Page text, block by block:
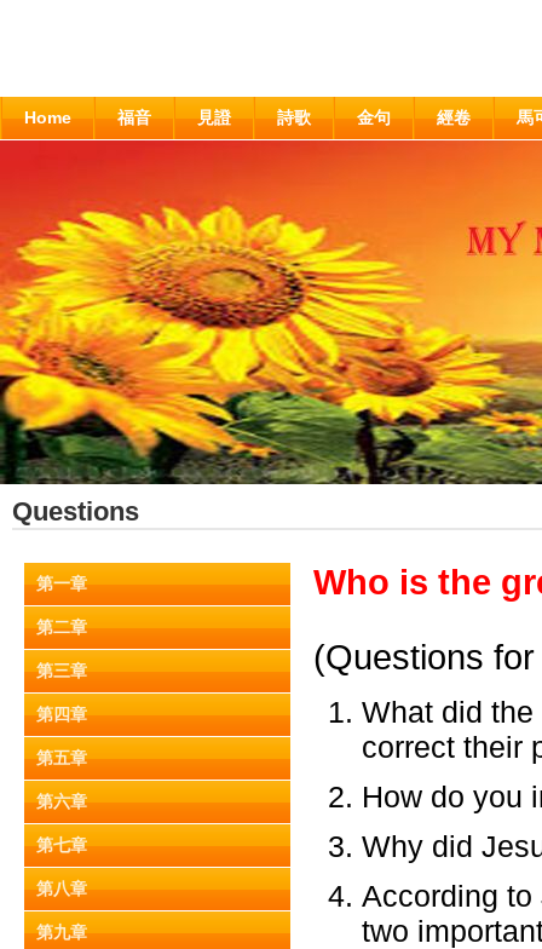
Home 福音 見證 詩歌 金句 經卷 馬
Questions
第一章
第二章
第三章
第四章
第五章
第六章
第七章
第八章
第九章
Who is the
(Questions
What did
correct their
How do you
Why did
According to
two